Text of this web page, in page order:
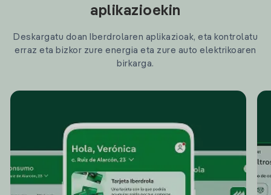
aplikazioekin
Deskargatu doan Iberdrolaren aplikazioak, eta kontrolatu
erraz eta bizkor zure energia eta zure auto elektrikoaren
birkarga.